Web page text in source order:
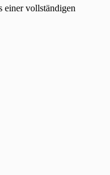
einer vollständigen